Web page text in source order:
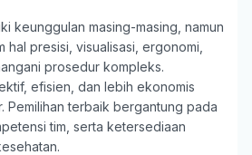
keunggulan masing-masing, namun
hal presisi, visualisasi, ergonomi,
prosedur kompleks.
efisien, dan lebih ekonomis
Pemilihan terbaik bergantung pada
tim, serta ketersediaan